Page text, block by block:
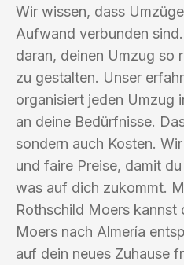
Wir wissen, dass
Aufwand verbunden
daran, deinen Umzug so
zu gestalten. Unser
organisiert jeden Umzug
an deine Bedürfnisse.
sondern auch Kosten.
und faire Preise, damit
was auf dich zukommt.
Rothschild Moers kannst
Moers nach Almería
auf dein neues Zuhause